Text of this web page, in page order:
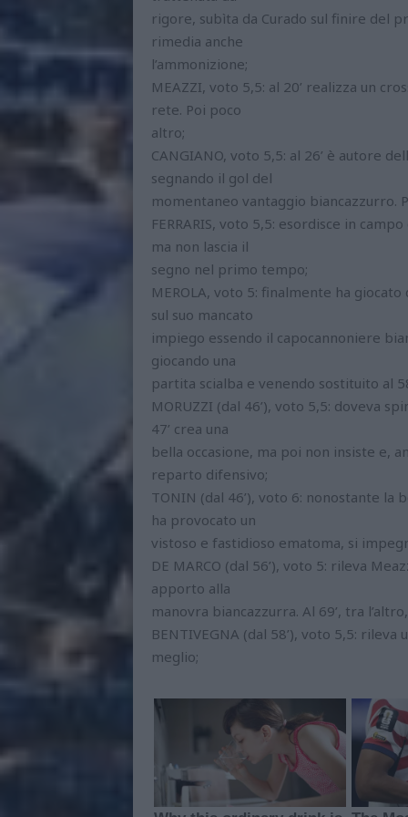
rigore, subìta da Curado sul finire del
rimedia anche
l’ammonizione;
MEAZZI, voto 5,5: al 20’ realizza un
rete. Poi poco
altro;
CANGIANO, voto 5,5: al 26’ è autore
segnando il gol del
momentaneo vantaggio biancazzurro.
FERRARIS, voto 5,5: esordisce in
ma non lascia il
segno nel primo tempo;
MEROLA, voto 5: finalmente ha
sul suo mancato
impiego essendo il capocannoniere
giocando una
partita scialba e venendo sostituito al
MORUZZI (dal 46’), voto 5,5: doveva
47’ crea una
bella occasione, ma poi non insiste e,
reparto difensivo;
TONIN (dal 46’), voto 6: nonostante
ha provocato un
vistoso e fastidioso ematoma, si
DE MARCO (dal 56’), voto 5: rileva
apporto alla
manovra biancazzurra. Al 69’, tra
BENTIVEGNA (dal 58’), voto 5,5:
meglio;